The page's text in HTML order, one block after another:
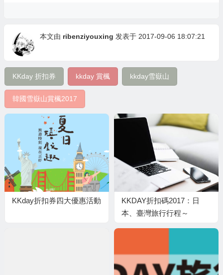
本文由 ribenziyouxing 发表于 2017-09-06 18:07:21
KKday 折扣券 kkday 賞楓 kkday雪嶽山
韓國雪嶽山賞楓2017
KKday折扣券四大優惠活動
KKDAY折扣碼2017：日
本、臺灣旅行行程～